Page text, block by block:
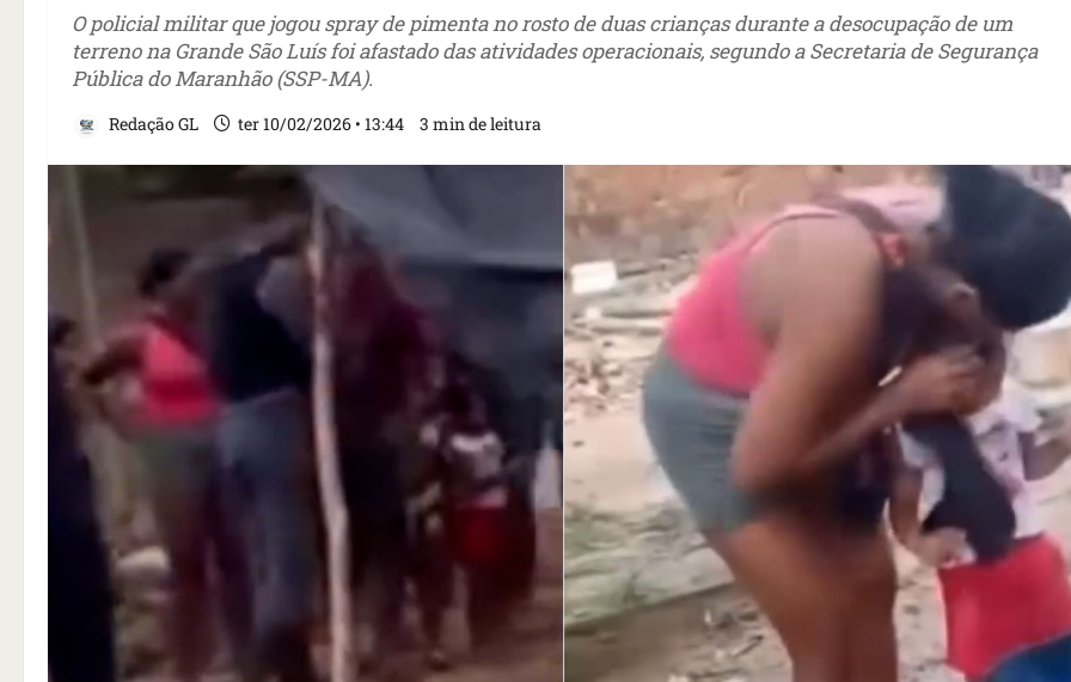
O policial militar que jogou spray de pimenta no rosto de duas crianças durante a desocupação de um
terreno na Grande São Luís foi afastado das atividades operacionais, segundo a Secretaria de Segurança
Pública do Maranhão (SSP-MA).
Redação GL ter 10/02/2026 • 13:44 3 min de leitura